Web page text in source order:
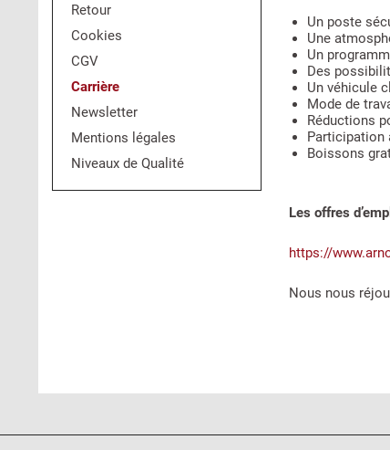
Retour
Cookies
CGV
Carrière
Newsletter
Mentions légales
Niveaux de Qualité
Un poste
Une
Un
Des
Un véhicule
Mode de
Réductions
Participation
Boissons
Les offres
https://
Nous nous